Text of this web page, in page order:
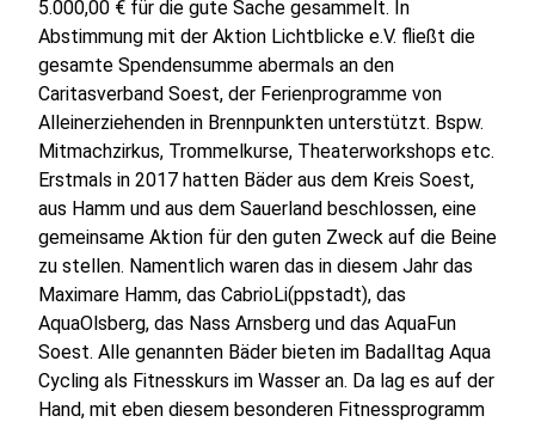
5.000,00 € für die gute Sache gesammelt. In
Abstimmung mit der Aktion Lichtblicke e.V. fließt die
gesamte Spendensumme abermals an den
Caritasverband Soest, der Ferienprogramme von
Alleinerziehenden in Brennpunkten unterstützt. Bspw.
Mitmachzirkus, Trommelkurse, Theaterworkshops etc.
Erstmals in 2017 hatten Bäder aus dem Kreis Soest,
aus Hamm und aus dem Sauerland beschlossen, eine
gemeinsame Aktion für den guten Zweck auf die Beine
zu stellen. Namentlich waren das in diesem Jahr das
Maximare Hamm, das CabrioLi(ppstadt), das
AquaOlsberg, das Nass Arnsberg und das AquaFun
Soest. Alle genannten Bäder bieten im Badalltag Aqua
Cycling als Fitnesskurs im Wasser an. Da lag es auf der
Hand, mit eben diesem besonderen Fitnessprogramm